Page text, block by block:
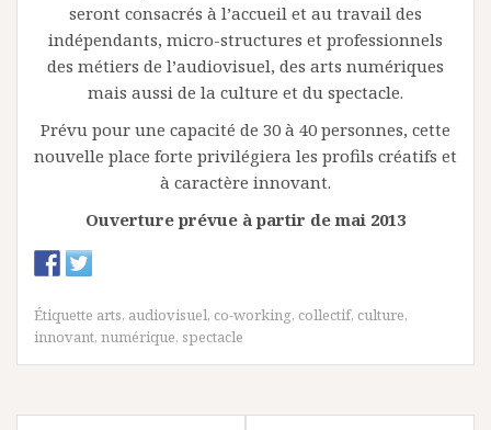
seront consacrés à l’accueil et au travail des
indépendants, micro-structures et professionnels
des métiers de l’audiovisuel, des arts numériques
mais aussi de la culture et du spectacle.
Prévu pour une capacité de 30 à 40 personnes, cette
nouvelle place forte privilégiera les profils créatifs et
à caractère innovant.
Ouverture prévue à partir de mai 2013
Étiquette arts, audiovisuel, co-working, collectif, culture,
innovant, numérique, spectacle